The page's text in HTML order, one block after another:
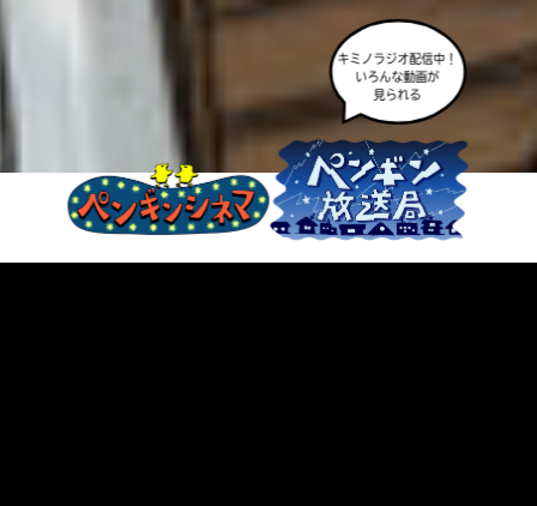
キミノラジオ配信中！
いろんな動画が
見られる
度
み
て
ね
る